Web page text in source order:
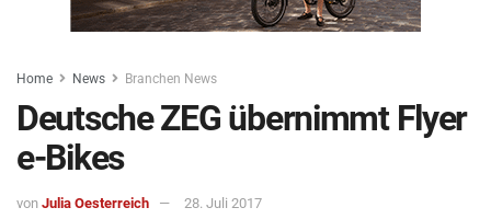
Home News Branchen News
Deutsche ZEG übernimmt Flyer
e-Bikes
von Julia Oesterreich 28. Juli 2017